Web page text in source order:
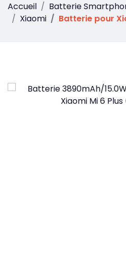
Accueil
Batterie
Xiaomi
Batterie pour